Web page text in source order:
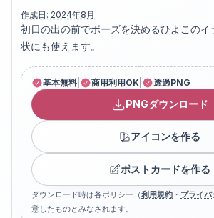
作成日: 2024年8月
初日の出の前でポーズを決めるひよこのイ
状にも使えます。
基本無料 商用利用OK 透過PNG
PNGダウンロード
アイコンを作る
ポストカードを作る
ダウンロード時は各ポリシー（利用規約 ・ プライ
意したものとみなされます。